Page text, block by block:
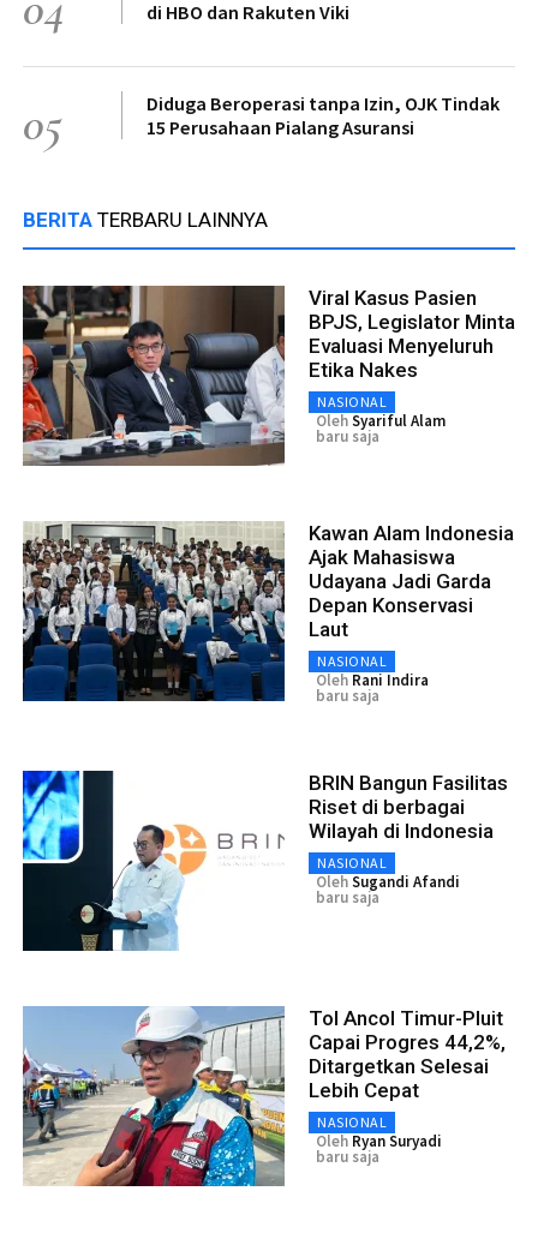
di HBO dan Rakuten Viki
05
Diduga Beroperasi tanpa Izin, OJK Tindak
15 Perusahaan Pialang Asuransi
BERITA TERBARU LAINNYA
Viral Kasus Pasien
BPJS, Legislator Minta
Evaluasi Menyeluruh
Etika Nakes
NASIONAL
OlehSyariful Alam
baru saja
Kawan Alam Indonesia
Ajak Mahasiswa
Udayana Jadi Garda
Depan Konservasi
Laut
NASIONAL
Oleh Rani Indira
baru saja
BRIN Bangun Fasilitas
Riset di berbagai
Wilayah di Indonesia
NASIONAL
OlehSugandi Afandi
baru saja
Tol Ancol Timur-Pluit
Capai Progres 44,2%,
Ditargetkan Selesai
Lebih Cepat
NASIONAL
Oleh Ryan Suryadi
baru saja